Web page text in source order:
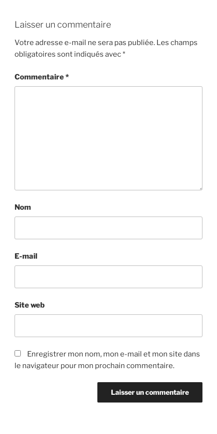
Laisser un commentaire
Votre adresse e-mail ne sera pas publiée. Les champs
obligatoires sont indiqués avec*
Commentaire*
Nom
E-mail
Site web
Enregistrer mon nom, mon e-mail et mon site dans
le navigateur pour mon prochain commentaire.